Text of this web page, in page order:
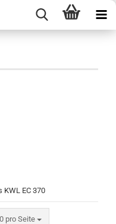
EC 370
pro Seite
Seite